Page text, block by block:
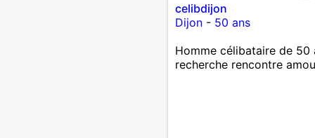
celibdijon
Dijon- 50 ans
Homme célibataire de 50
recherche rencontre